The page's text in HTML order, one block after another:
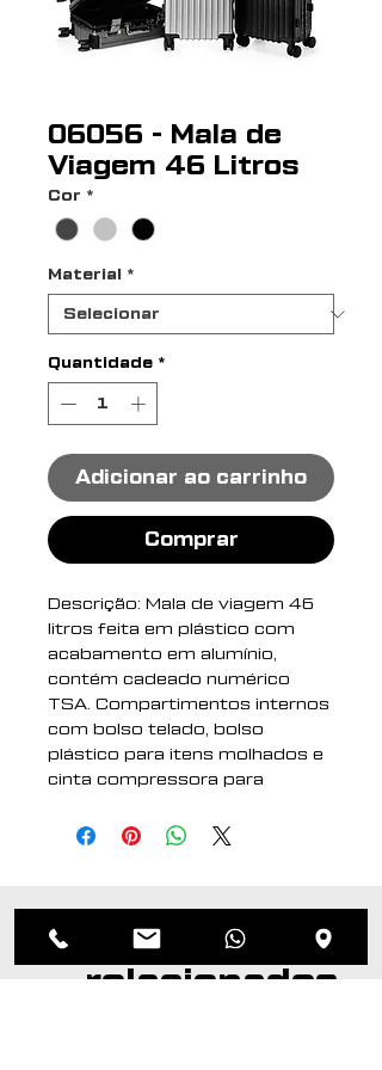
06056 - Mala de
Viagem 46 Litros
Cor *
Material *
Quantidade *
Adicionar ao carrinho
Comprar
Descrição: Mala de viagem 46
litros feita em plástico com
acabamento em alumínio,
contém cadeado numérico
TSA. Compartimentos internos
com bolso telado, bolso
plástico para itens molhados e
cinta compressora para
alças de mãos, puxador retrátil
ou garrafa, quatro rodinhas
360º e apoios laterais.
Produtos
relacionados